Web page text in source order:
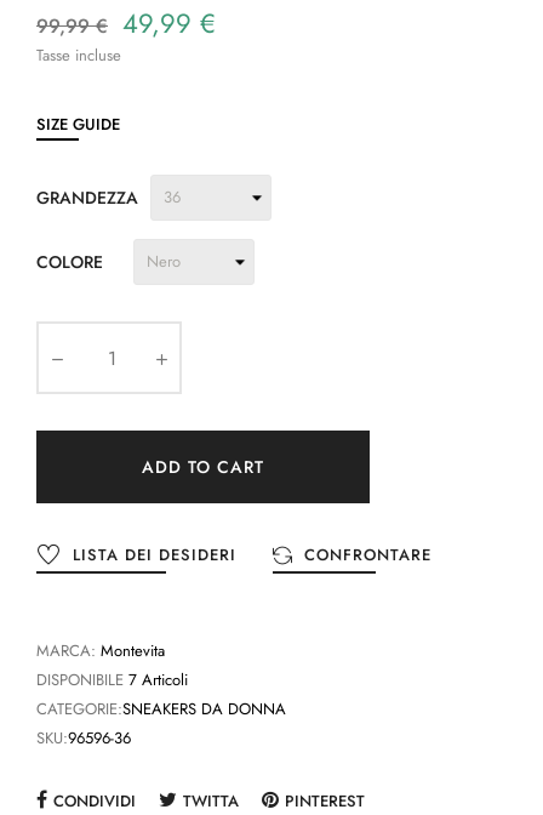
99,99 € 49,99 €
Tasse incluse
SIZE GUIDE
GRANDEZZA
COLORE
ADD TO CART
LISTA DEI DESIDERI CONFRONTARE
MARCA: Montevita
DISPONIBILE 7 Articoli
CATEGORIE:SNEAKERS DA DONNA
SKU:96596-36
CONDIVIDI TWITTA PINTEREST